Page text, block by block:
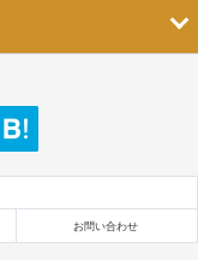
お問い合わせ